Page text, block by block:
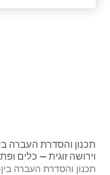
מעל חצי שנה
תכנון והסדרת העברה
וירושה זוגית – כלים
תכנון והסדרת העברה